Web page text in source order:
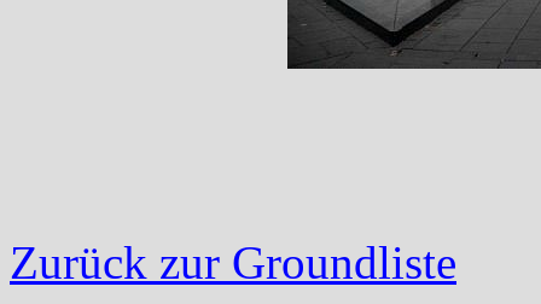
Zurück zur Groundliste